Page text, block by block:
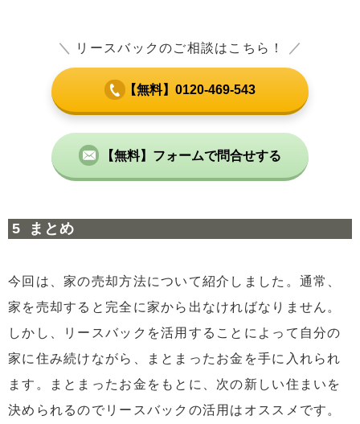
＼ リースバックのご相談はこちら！ ／
【無料】0120-469-543
【無料】フォームで問合せする
まとめ
今回は、家の売却方法について紹介しました。通常、
家を売却すると完全に家から出なければなりません。
しかし、リースバックを活用することによって自分の
家に住み続けながら、まとまったお金を手に入れられ
ます。まとまったお金をもとに、次の新しい住まいを
決められるのでリースバックの活用はオススメです。